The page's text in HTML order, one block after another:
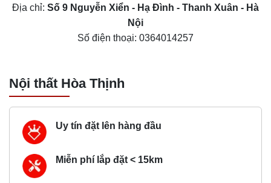
Địa chỉ: Số 9 Nguyễn Xiển - Hạ Đình - Thanh Xuân - Hà
Nội
Số điện thoại: 0364014257
Nội thất Hòa Thịnh
Uy tín đặt lên hàng đầu
Miễn phí lắp đặt < 15km